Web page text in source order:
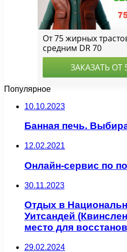
Популярное
10.10.2023
Банная печь.
12.02.2021
Онлайн-сервис по
30.11.2023
Отдых в
Уитсандей
место для
29.02.2024